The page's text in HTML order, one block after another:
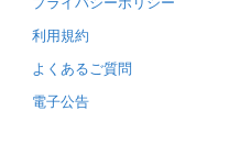
利用規約
よくあるご質問
電子公告